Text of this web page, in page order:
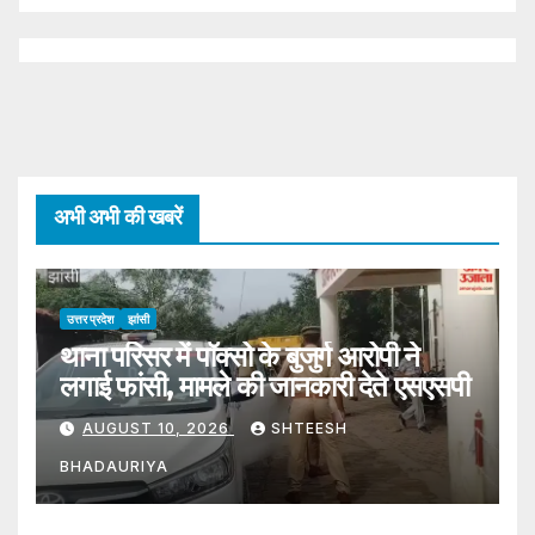
अभी अभी की खबरें
उत्तर प्रदेश झांसी
थाना परिसर में पॉक्सो के बुजुर्ग आरोपी ने
लगाई फांसी, मामले की जानकारी देते एसएसपी
AUGUST 10, 2026 SHTEESH
BHADAURIYA